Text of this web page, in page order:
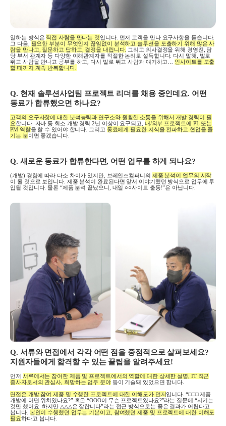
일하는 방식은 직접 사람을 만나는 것입니다. 먼저 고객을 만나 요구사항을 듣습니다.
그 다음
필요한 부분이 무엇인지 끊임없이 분석하고 솔루션을 도출하기 위해 많은 사
람을 만나고 질문하고 답하고 결정을 내립니다 그리고 의사결정을 위해 경영진 담
당 부서 관계자 등 다양한 이해관계자를 적절한 논리로 설득합니다. 다시 말해
발로
뛰고 사람을 만나고 공부를 하고
다시 발로 뛰고 사람과 얘기하고
인사이트를 도출
할 때까지 계속 반복합니다.
Q. 현재 솔루션사업팀 프로젝트 리더를 채용 중인데요. 어떤
동료가 합류했으면 하나요?
고객의 요구사항에 대한 분석능력과 연구소와 원활한 소통을 위해서 개발 경력이 필
요합니다. 자바 등 최소 개발 경력2년 이상이 요구되고 내/외부 프로젝트에 PL 또는
PM 역할을 할 수 있어야 합니다 그리고 동료에게 필요한 지식을 전파하고 협업을 즐
기는 분이면 좋겠습니다.
Q. 새로운 동료가 합류한다면, 어떤 업무를 하게 되나요?
(개발) 경험에 따라 다소 차이가 있지만, 브레인즈컴퍼니의 제품 분석이 업무의 시작
이 될 것으로 보입니다. 제품 분석이 완료된다면 앞서 이야기했던 방식으로 업무에 투
입될 것입니다.물론 “제품 분석 끝났으니 내일 ○○사이트 출동!”은 아닙니다.
Q. 서류와 면접에서 각각 어떤 점을 중점적으로 살펴보세요?
지원자들에게 합격할 수 있는 꿀팁을 알려주세요!
먼저 서류에서는 참여한 제품 및 프로젝트에서의 역할에 대한 상세한 설명 , IT 직군
종사자로서의 관심사 희망하는 업무 분야등이 기술돼 있었으면 합니다
면접은 개발 참여 제품 및 수행한 프로젝트에 대한 이해도가 먼저입니다 . “□□□제품
개발에 어떤 위치였나요?” 혹은“OOO이 무슨 프로젝트였나요?”라는 질문에 “시키는
것만 했어요 .하지만 △△△은 잘합니다”라는 접근 방식으로는 좋은 결과가 어렵다고
봅니다. 본인이 수행했던 업무는 기본이고
참여했던 제품 및 프로젝트에 대한 이해도
필요하다고 봅니다